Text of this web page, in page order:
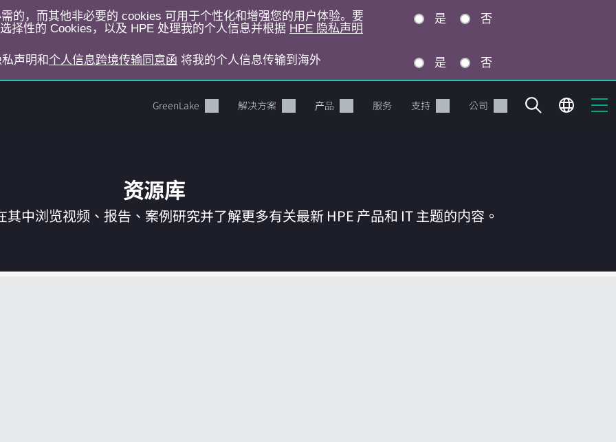
的，而其他非必要的 cookies 可用于个性化和增强您的用户体验。要
择性的 Cookies，以及 HPE 处理我的个人信息并根据 HPE 隐私声明
是 否
声明和 个人信息跨境传输同意函 将我的个人信息传输到海外 是 否
GreenLake 解决方案 产品 服务 支持 公司
您的购物车目前是空的
资源库
中浏览视频、报告、案例研究并了解更多有关最新 HPE 产品和 IT 主题的内容。